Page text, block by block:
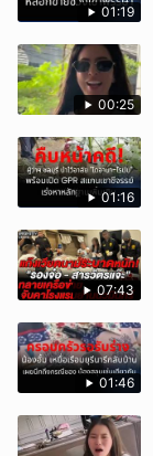
01:19
00:25
01:16
07:43
01:46